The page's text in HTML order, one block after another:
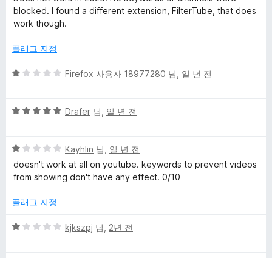
대
한
리
뷰
만
점
1
blocked. I found a different extension, FilterTube, that does
work though.
플래그 지정
5
점
점
Firefox 사용자 18977280 님, 일 년 전
5
점
에
5
Drafer 님, 일 년 전
5
점
만
에
점
Kayhlin 님, 일 년 전
doesn't work at all on youtube. keywords to prevent videos
from showing don't have any effect. 0/10
플래그 지정
5
kjkszpj 님, 2년 전